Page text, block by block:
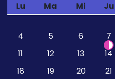
Lu
Ma Mi Ju
4
5 6 7
11
12 13 14
18
19 20 21